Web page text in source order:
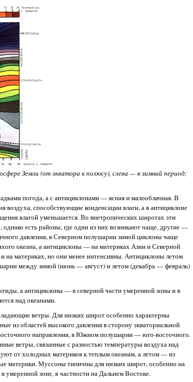
Земли (от экватора к полюсу), слева — в зимний период;
погода, а с антициклонами — ясная и малооблачная. В
воздуха, способствующие конденсации влаги, а в антициклоне
влагой уменьшается. Во внетропических широтах эти
есть районы, где одни из них возникают чаще, другие —
давления, в Северном полушарии зимой циклоны чаще
океана, а антициклоны — на материках Азии и Северной
на материках, но они менее интенсивны. Антициклоны летом
между зимой (июнь — август) и летом (декабрь — февраль)
а антициклоны — в северной части умеренной зоны и в
над океанами.
ветры. Для низких широт особенно характерны
из областей высокого давления в сторону экваториальной
направления, в Южном полушарии — юго-восточного.
ветры, связанные с разностью температуры воздуха над
от холодных материков к теплым океанам, а летом — из
материки. Муссоны типичны для низких широт, особенно на
умеренной зоне, в частности на Дальнем Востоке.